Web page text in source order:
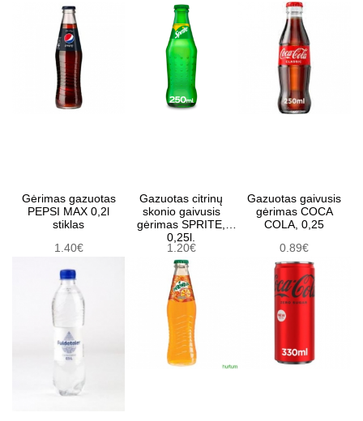
Gėrimas gazuotas
PEPSI MAX 0,2l
stiklas
1.40€
Gazuotas citrinų
skonio gaivusis
gėrimas SPRITE,
0,25l.
1.20€
Gazuotas gaivusis
gėrimas COCA
COLA, 0,25
0.89€